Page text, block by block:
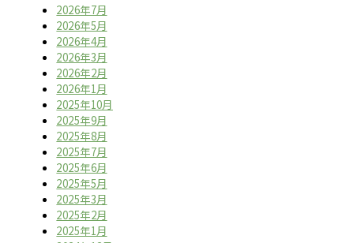
2026年7月
2026年5月
2026年4月
2026年3月
2026年2月
2026年1月
2025年10月
2025年9月
2025年8月
2025年7月
2025年6月
2025年5月
2025年3月
2025年2月
2025年1月